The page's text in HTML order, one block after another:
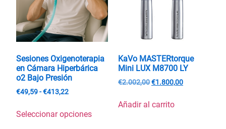
Sesiones Oxigenoterapia
en Cámara Hiperbárica
o2 Bajo Presión
€49,59 -€413,22
Seleccionar opciones
KaVo MASTERtorque
Mini LUX M8700 LY
€2.002,00€1.800,00
Añadir al carrito